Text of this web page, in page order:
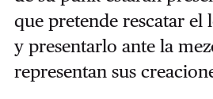
que pretende rescatar el
y presentarlo ante la
representan sus